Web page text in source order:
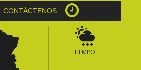
CONTÁCTENOS
TIEMPO